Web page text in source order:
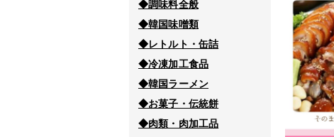
◆調味料全般
◆韓国味噌類
◆レトルト・缶詰
◆冷凍加工食品
◆韓国ラーメン
◆お菓子・伝統餅
◆肉類・肉加工品